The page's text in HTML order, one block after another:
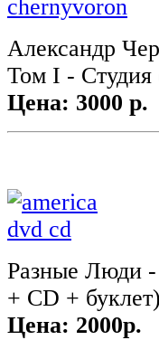
Александр
Том I - Студия
Цена: 3000 р.
Разные Люди
+ CD + буклет)
Цена: 2000р.